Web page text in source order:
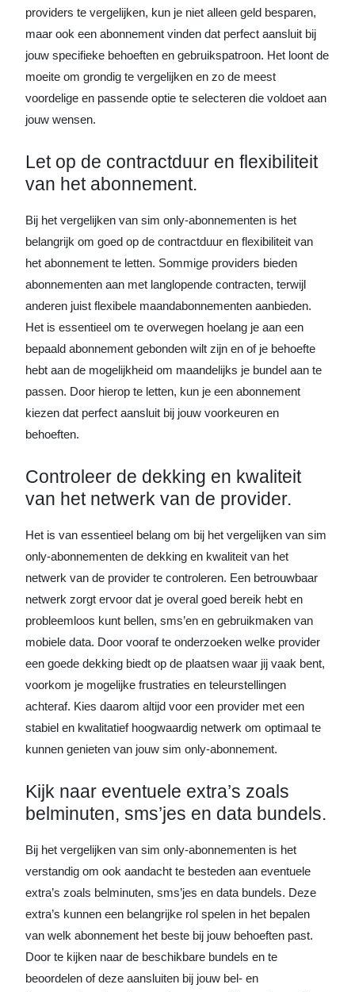
providers te vergelijken, kun je niet alleen geld besparen,
maar ook een abonnement vinden dat perfect aansluit bij
jouw specifieke behoeften en gebruikspatroon. Het loont de
moeite om grondig te vergelijken en zo de meest
voordelige en passende optie te selecteren die voldoet aan
jouw wensen.
Let op de contractduur en flexibiliteit
van het abonnement.
Bij het vergelijken van sim only-abonnementen is het
belangrijk om goed op de contractduur en flexibiliteit van
het abonnement te letten. Sommige providers bieden
abonnementen aan met langlopende contracten, terwijl
anderen juist flexibele maandabonnementen aanbieden.
Het is essentieel om te overwegen hoelang je aan een
bepaald abonnement gebonden wilt zijn en of je behoefte
hebt aan de mogelijkheid om maandelijks je bundel aan te
passen. Door hierop te letten, kun je een abonnement
kiezen dat perfect aansluit bij jouw voorkeuren en
behoeften.
Controleer de dekking en kwaliteit
van het netwerk van de provider.
Het is van essentieel belang om bij het vergelijken van sim
only-abonnementen de dekking en kwaliteit van het
netwerk van de provider te controleren. Een betrouwbaar
netwerk zorgt ervoor dat je overal goed bereik hebt en
probleemloos kunt bellen, sms’en en gebruikmaken van
mobiele data. Door vooraf te onderzoeken welke provider
een goede dekking biedt op de plaatsen waar jij vaak bent,
voorkom je mogelijke frustraties en teleurstellingen
achteraf. Kies daarom altijd voor een provider met een
stabiel en kwalitatief hoogwaardig netwerk om optimaal te
kunnen genieten van jouw sim only-abonnement.
Kijk naar eventuele extra’s zoals
belminuten, sms’jes en data bundels.
Bij het vergelijken van sim only-abonnementen is het
verstandig om ook aandacht te besteden aan eventuele
extra’s zoals belminuten, sms’jes en data bundels. Deze
extra’s kunnen een belangrijke rol spelen in het bepalen
van welk abonnement het beste bij jouw behoeften past.
Door te kijken naar de beschikbare bundels en te
beoordelen of deze aansluiten bij jouw bel- en